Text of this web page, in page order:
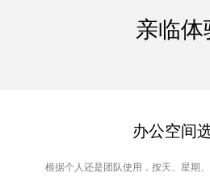
亲临体
办公空间
根据个人还是团队使用，按天、星期